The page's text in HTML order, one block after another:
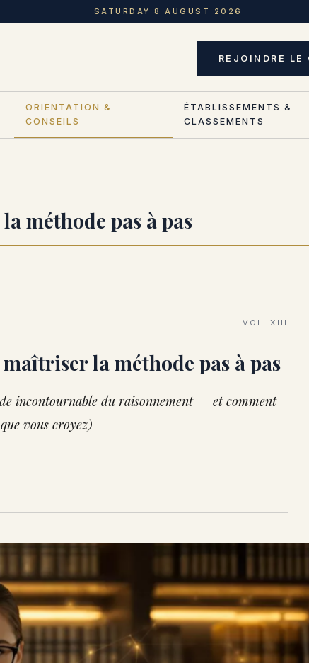
SATURDAY 8 AUGUST 2026
REJOINDRE LE
ORIENTATION &
CONSEILS
ÉTABLISSEMENTS &
CLASSEMENTS
méthode pas à pas
VOL. XIII
la méthode pas à pas
incontournable du raisonnement — et comment
vous croyez)